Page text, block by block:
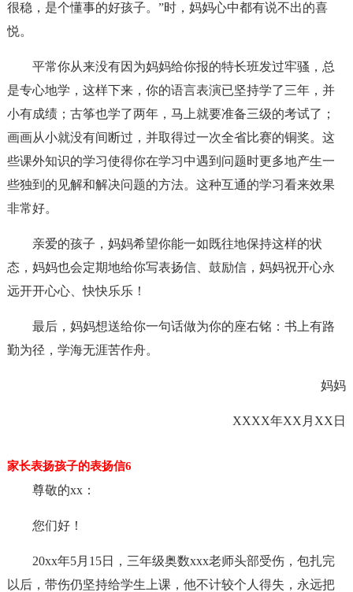
很稳，是个懂事的好孩子。”时，妈妈心中都有说不出的喜
悦。
平常你从来没有因为妈妈给你报的特长班发过牢骚，总
是专心地学，这样下来，你的语言表演已坚持学了三年，并
小有成绩；古筝也学了两年，马上就要准备三级的考试了；
画画从小就没有间断过，并取得过一次全省比赛的铜奖。这
些课外知识的学习使得你在学习中遇到问题时更多地产生一
些独到的见解和解决问题的方法。这种互通的学习看来效果
非常好。
亲爱的孩子，妈妈希望你能一如既往地保持这样的状
态，妈妈也会定期地给你写表扬信、鼓励信，妈妈祝开心永
远开开心心、快快乐乐！
最后，妈妈想送给你一句话做为你的座右铭：书上有路
勤为径，学海无涯苦作舟。
妈妈
XXXX年XX月XX日
家长表扬孩子的表扬信6
尊敬的xx：
您们好！
20xx年5月15日，三年级奥数xxx老师头部受伤，包扎完
以后，带伤仍坚持给学生上课，他不计较个人得失，永远把